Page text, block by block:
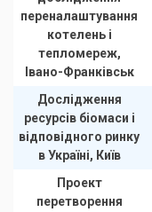
переналаштування
котелень і
тепломереж,
Івано-Франківськ
Дослідження
ресурсів біомаси і
відповідного ринку
в Україні, Київ
Проект
перетворення